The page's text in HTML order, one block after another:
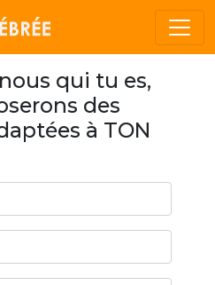
qui tu es,
des
à TON